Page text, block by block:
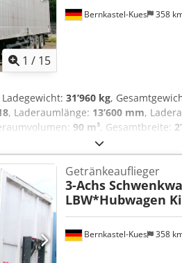
1 / 15
Bernkastel-Kues 358
31’960 kg,
, Laderaumlänge: 13’600 mm,
90 m³, Gesamtbreite:
, * Schmitz SpeedCurtain 2in1 *
Chassis verzinkt * Portaltüren *
Bernkastel-Kues 358
Getränkeauflieger
3-Achs
LBW*Hubwagen